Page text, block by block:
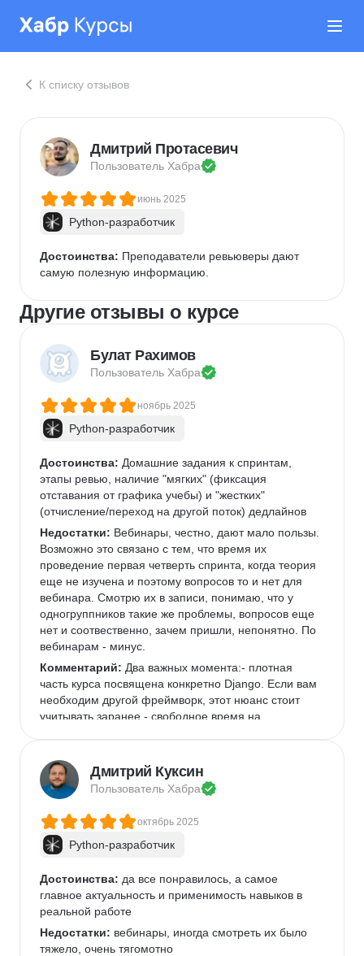
К списку отзывов
Дмитрий Протасевич
Пользователь Хабра
июнь 2025
Python-разработчик
Достоинства: Преподаватели ревьюверы дают
самую полезную информацию.
Другие отзывы о курсе
Булат Рахимов
Пользователь Хабра
ноябрь 2025
Python-разработчик
Достоинства: Домашние задания к спринтам,
этапы ревью, наличие "мягких" (фиксация
отставания от графика учебы) и "жестких"
(отчисление/переход на другой поток) дедлайнов
Недостатки: Вебинары, честно, дают мало пользы.
Возможно это связано с тем, что время их
проведение первая четверть спринта, когда теория
еще не изучена и поэтому вопросов то и нет для
вебинара. Смотрю их в записи, понимаю, что у
одногруппников такие же проблемы, вопросов еще
нет и соотвественно, зачем пришли, непонятно. По
вебинарам - минус.
Комментарий: Два важных момента:- плотная
часть курса посвящена конкретно Django. Если вам
необходим другой фреймворк, этот нюанс стоит
учитывать заранее.- свободное время на
нагонять очень тяжело
Дмитрий Куксин
Пользователь Хабра
октябрь 2025
Python-разработчик
Достоинства: да все понравилось, а самое
главное актуальность и применимость навыков в
реальной работе
Недостатки: вебинары, иногда смотреть их было
тяжело, очень тягомотно